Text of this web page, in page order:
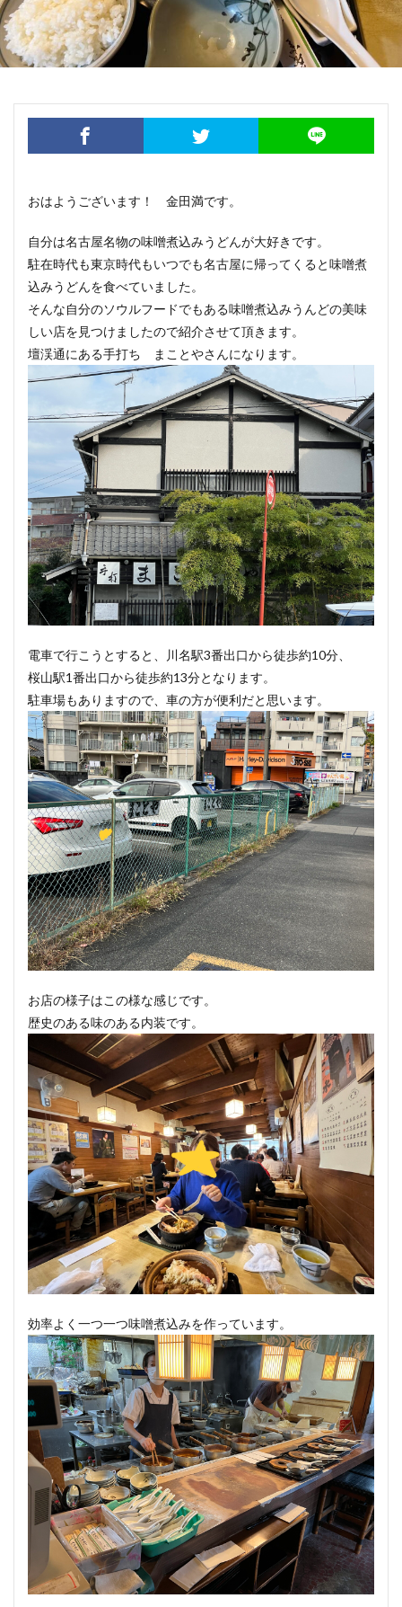
おはようございます！ 金田満です。
自分は名古屋名物の味噌煮込みうどんが大好きです。
駐在時代も東京時代もいつでも名古屋に帰ってくると味噌煮
込みうどんを食べていました。
そんな自分のソウルフードでもある味噌煮込みうんどの美味
しい店を見つけましたので紹介させて頂きます。
壇渓通にある手打ち まことやさんになります。
電車で行こうとすると、川名駅3番出口から徒歩約10分、
桜山駅1番出口から徒歩約13分となります。
駐車場もありますので、車の方が便利だと思います。
お店の様子はこの様な感じです。
歴史のある味のある内装です。
効率よく一つ一つ味噌煮込みを作っています。